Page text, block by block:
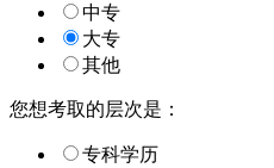
中专
大专
其他
您想考取的层次是：
专科学历